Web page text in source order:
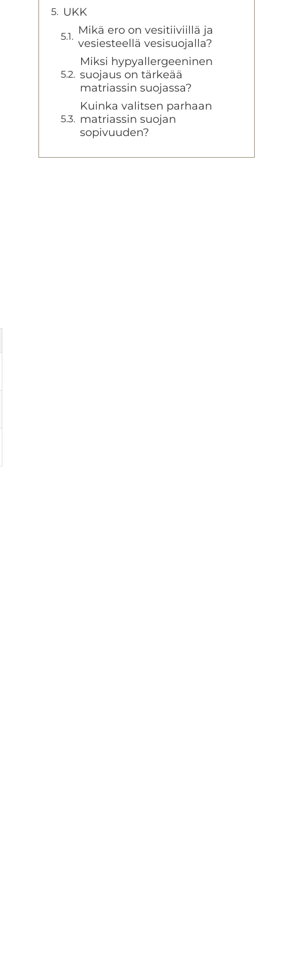
UKK
Mikä ero on vesitiiviillä ja
vesiesteellä vesisuojalla?
Miksi hypyallergeeninen
suojaus on tärkeää
matriassin suojassa?
Kuinka valitsen parhaan
matriassin suojan
sopivuuden?